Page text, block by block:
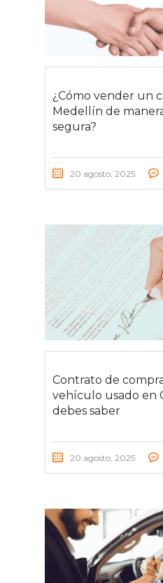
¿Cómo vender un
Medellín de
segura?
20 agosto, 2025
Contrato de
vehículo usado en
debes saber
20 agosto, 2025